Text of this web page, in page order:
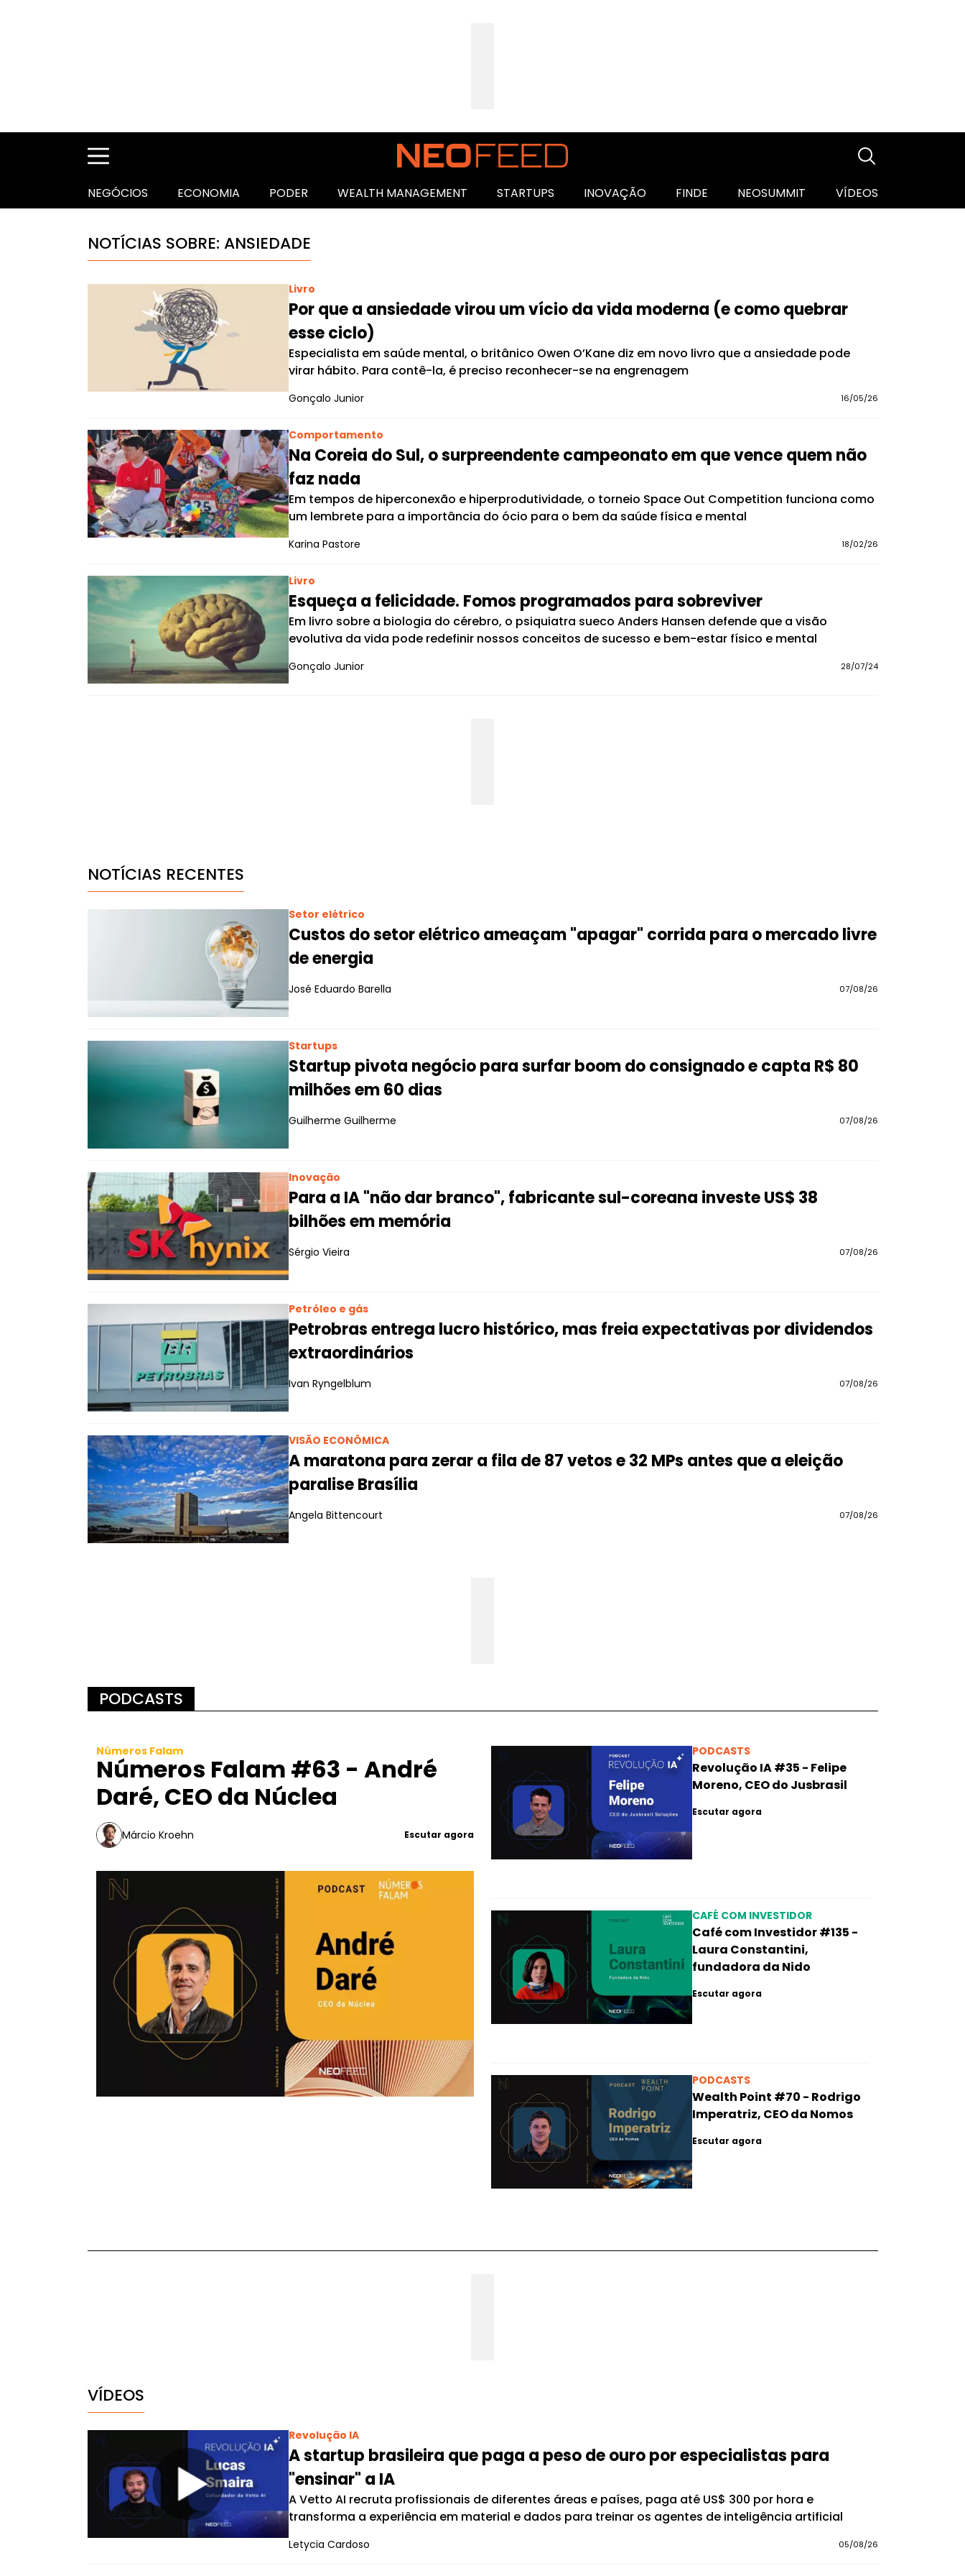
NEGÓCIOS ECONOMIA PODER WEALTH MANAGEMENT STARTUPS INOVAÇÃO FINDE NEOSUMMIT VÍDEOS
NOTÍCIAS SOBRE: ANSIEDADE
Livro
Por que a ansiedade virou um vício da vida moderna (e como quebrar
esse ciclo)
Especialista em saúde mental, o britânico Owen O’Kane diz em novo livro que a ansiedade pode
virar hábito. Para contê-la, é preciso reconhecer-se na engrenagem
Gonçalo Junior 16/05/26
Comportamento
Na Coreia do Sul, o surpreendente campeonato em que vence quem não
faz nada
Em tempos de hiperconexão e hiperprodutividade, o torneio Space Out Competition funciona como
um lembrete para a importância do ócio para o bem da saúde física e mental
Karina Pastore 18/02/26
Livro
Esqueça a felicidade. Fomos programados para sobreviver
Em livro sobre a biologia do cérebro, o psiquiatra sueco Anders Hansen defende que a visão
evolutiva da vida pode redefinir nossos conceitos de sucesso e bem-estar físico e mental
Gonçalo Junior 28/07/24
NOTÍCIAS RECENTES
Setor elétrico
Custos do setor elétrico ameaçam "apagar" corrida para o mercado livre
de energia
José Eduardo Barella 07/08/26
Startups
Startup pivota negócio para surfar boom do consignado e capta R$ 80
milhões em 60 dias
Guilherme Guilherme 07/08/26
Inovação
Para a IA "não dar branco", fabricante sul-coreana investe US$ 38
bilhões em memória
Sérgio Vieira 07/08/26
Petróleo e gás
Petrobras entrega lucro histórico, mas freia expectativas por dividendos
extraordinários
Ivan Ryngelblum 07/08/26
VISÃO ECONÔMICA
A maratona para zerar a fila de 87 vetos e 32 MPs antes que a eleição
paralise Brasília
Angela Bittencourt 07/08/26
PODCASTS
Números Falam
Números Falam #63 - André
Daré, CEO da Núclea
Márcio Kroehn Escutar agora
PODCASTS
Revolução IA #35 - Felipe
Moreno, CEO do Jusbrasil
Escutar agora
CAFÉ COM INVESTIDOR
Café com Investidor #135 -
Laura Constantini,
fundadora da Nido
Escutar agora
PODCASTS
Wealth Point #70 - Rodrigo
Imperatriz, CEO da Nomos
Escutar agora
VÍDEOS
Revolução IA
A startup brasileira que paga a peso de ouro por especialistas para
"ensinar" a IA
A Vetto AI recruta profissionais de diferentes áreas e países, paga até US$ 300 por hora e
transforma a experiência em material e dados para treinar os agentes de inteligência artificial
Letycia Cardoso 05/08/26